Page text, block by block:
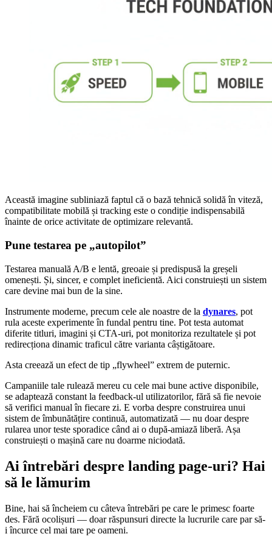
Această imagine subliniază faptul că o bază tehnică solidă în viteză,
compatibilitate mobilă și tracking este o condiție indispensabilă
înainte de orice activitate de optimizare relevantă.
Pune testarea pe „autopilot”
Testarea manuală A/B e lentă, greoaie și predispusă la greșeli
omenești. Și, sincer, e complet ineficientă. Aici construiești un sistem
care devine mai bun de la sine.
Instrumente moderne, precum cele ale noastre de la dynares, pot
rula aceste experimente în fundal pentru tine. Pot testa automat
diferite titluri, imagini și CTA-uri, pot monitoriza rezultatele și pot
redirecționa dinamic traficul către varianta câștigătoare.
Asta creează un efect de tip „flywheel” extrem de puternic.
Campaniile tale rulează mereu cu cele mai bune active disponibile,
se adaptează constant la feedback-ul utilizatorilor, fără să fie nevoie
să verifici manual în fiecare zi. E vorba despre construirea unui
sistem de îmbunătățire continuă, automatizată — nu doar despre
rularea unor teste sporadice când ai o după-amiază liberă. Așa
construiești o mașină care nu doarme niciodată.
Ai întrebări despre landing page-uri? Hai
să le lămurim
Bine, hai să încheiem cu câteva întrebări pe care le primesc foarte
des. Fără ocolișuri — doar răspunsuri directe la lucrurile care par să-
i încurce cel mai tare pe oameni.